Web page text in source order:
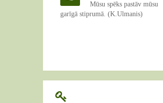
Mūsu spēks pastāv mūsu
garīgā stiprumā. (K.Ulmanis)